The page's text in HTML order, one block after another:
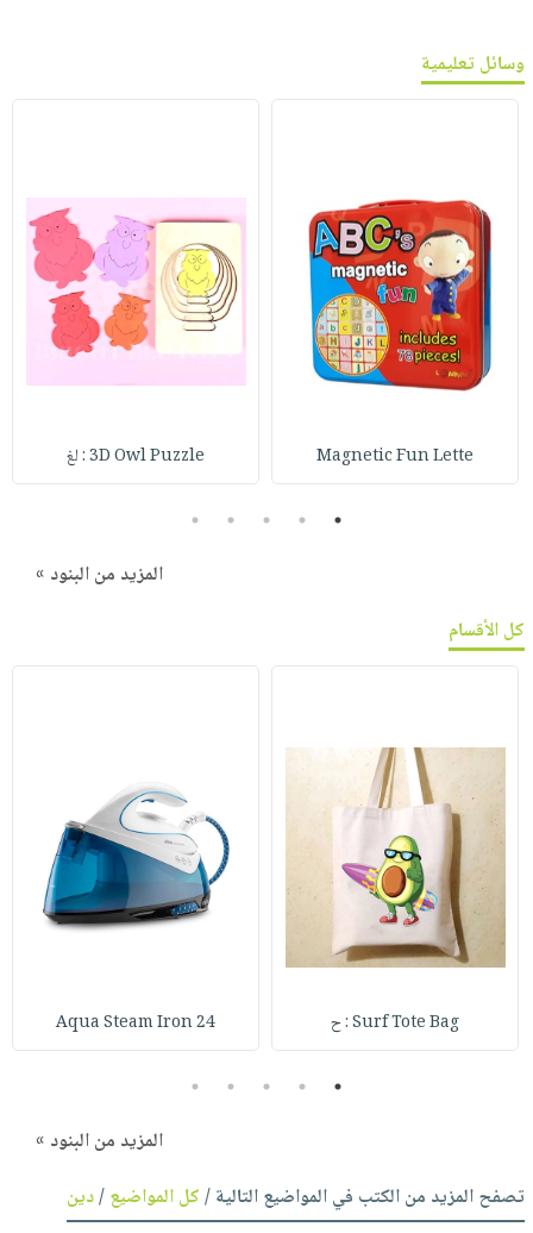
وسائل تعليمية
Magnetic Fun Lette 3D Owl Puzzle : لغ
1
2
3
4
5
المزيد من البنود »
كل الأقسام
Surf Tote Bag : ح Aqua Steam Iron 24
1
2
3
4
5
المزيد من البنود »
تصفح المزيد من الكتب في المواضيع التالية /كل المواضيع/دين